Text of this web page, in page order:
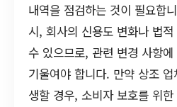
내역을 점검하는 것이 필요합
시, 회사의 신용도 변화나 법
수 있으므로, 관련 변경 사항
기울여야 합니다. 만약 상조
생할 경우, 소비자 보호를 위